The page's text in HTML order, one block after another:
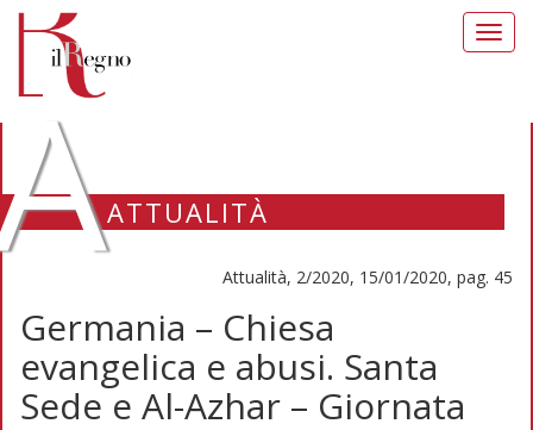
ATTUALITÀ
Attualità, 2/2020, 15/01/2020, pag. 45
Germania – Chiesa
evangelica e abusi. Santa
Sede e Al-Azhar – Giornata